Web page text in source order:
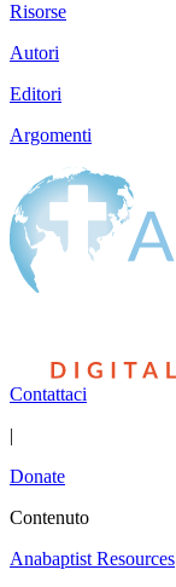
Risorse
Autori
Editori
Argomenti
Contattaci
|
Donate
Contenuto
Anabaptist Resources